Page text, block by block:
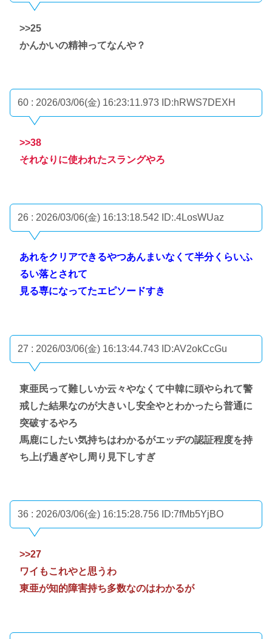
>>25
かんかいの精神ってなんや？
60 : 2026/03/06(金) 16:23:11.973 ID:hRWS7DEXH
>>38
それなりに使われたスラングやろ
26 : 2026/03/06(金) 16:13:18.542 ID:.4LosWUaz
あれをクリアできるやつあんまいなくて半分くらいふ
るい落とされて
見る専になってたエピソードすき
27 : 2026/03/06(金) 16:13:44.743 ID:AV2okCcGu
東亜民って難しいか云々やなくて中韓に頭やられて警
戒した結果なのが大きいし安全やとわかったら普通に
突破するやろ
馬鹿にしたい気持ちはわかるがエッヂの認証程度を持
ち上げ過ぎやし周り見下しすぎ
36 : 2026/03/06(金) 16:15:28.756 ID:7fMb5YjBO
>>27
ワイもこれやと思うわ
東亜が知的障害持ち多数なのはわかるが